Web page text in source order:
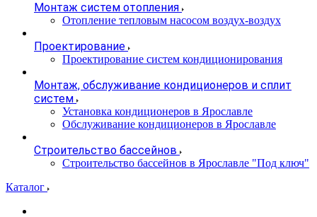
Монтаж систем отопления
Отопление тепловым насосом воздух-воздух
Проектирование
Проектирование систем кондиционирования
Монтаж, обслуживание кондиционеров и сплит
систем
Установка кондиционеров в Ярославле
Обслуживание кондиционеров в Ярославле
Строительство бассейнов
Строительство бассейнов в Ярославле "Под ключ"
Каталог